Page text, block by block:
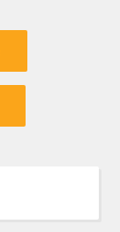
Articolo
Articolo